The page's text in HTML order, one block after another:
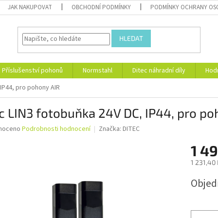
JAK NAKUPOVAT OBCHODNÍ PODMÍNKY PODMÍNKY OCHRANY
HLEDAT
Příslušenství pohonů Normstahl Ditec náhradní díly
pro pohony AIR
LIN3 fotobuňka 24V DC, IP44, pro
Podrobnosti hodnocení Značka: DITEC
1
1 231,40
cena: